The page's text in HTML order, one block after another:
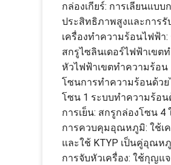
กล่องเกียร์: การเลียนแบ
ประสิทธิภาพสูงและการ
เครื่องทําความร้อนไฟฟ้า
สกรูไซลินเดอร์ไฟฟ้าเข
หัวไฟฟ้าเขตทําความร้อ
โซนการทําความร้อนด้ว
โซน 1 ระบบทําความร้อน
การเย็น: สกรูกล่องโซน 4
การควบคุมอุณหภูมิ: ใช้เค
และใช้ KTYP เป็นคู่อุณห
การจับหัวเครื่อง: ใช้กุญแ